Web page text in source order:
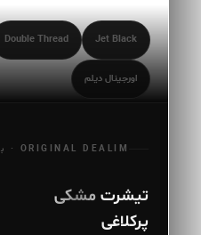
Jet Black
Double Thread
اورجینال دیلم
ORIGINAL DEALIM · بالاتنه مردانه ۱۴۰۵
تیشرت مشکی
پرکلاغی